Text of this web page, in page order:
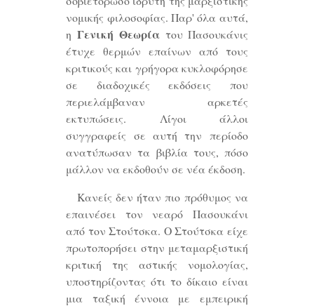
νομικής φιλοσοφίας. Παρ' όλα αυτά,
ηΓενική Θεωρίατου Πασουκάνις
έτυχε θερμών επαίνων από τους
κριτικούς και γρήγορα κυκλοφόρησε
σε διαδοχικές εκδόσεις που
περιελάμβαναν αρκετές
εκτυπώσεις. Λίγοι άλλοι
συγγραφείς σε αυτή την περίοδο
ανατύπωσαν τα βιβλία τους, πόσο
μάλλον να εκδοθούν σε νέα έκδοση.
Κανείς δεν ήταν πιο πρόθυμος να
επαινέσει τον νεαρό Πασουκάνι
από τον Στούτσκα. Ο Στούτσκα είχε
πρωτοπορήσει στην μεταμαρξιστική
κριτική της αστικής νομολογίας,
υποστηρίζοντας ότι το δίκαιο είναι
μια ταξική έννοια με εμπειρική